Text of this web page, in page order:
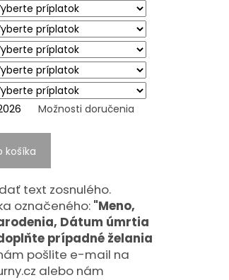
Možnosti doručenia
košíka
text zosnulého.
označeného: "Meno,
Dátum úmrtia
prípadné želania
pošlite e-mail na
alebo nám